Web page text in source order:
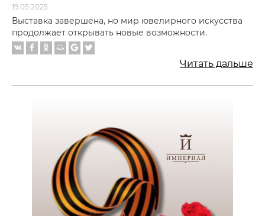
19.05.2025
Выставка завершена, но мир ювелирного искусства
продолжает открывать новые возможности.
Читать дальше